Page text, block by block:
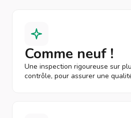
Comme neuf !
Une inspection rigoureuse sur
contrôle, pour assurer une